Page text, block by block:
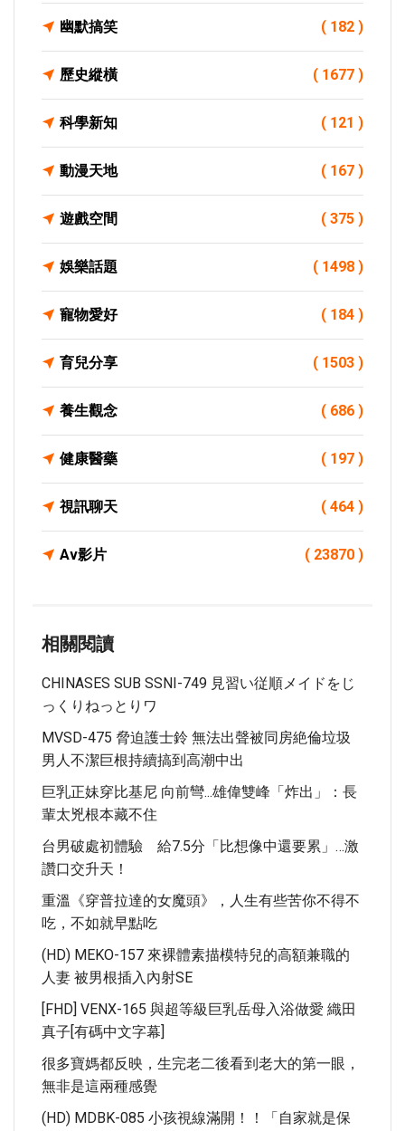
幽默搞笑 ( 182 )
歷史縱橫 ( 1677 )
科學新知 ( 121 )
動漫天地 ( 167 )
遊戲空間 ( 375 )
娛樂話題 ( 1498 )
寵物愛好 ( 184 )
育兒分享 ( 1503 )
養生觀念 ( 686 )
健康醫藥 ( 197 )
視訊聊天 ( 464 )
Av影片 ( 23870 )
相關閱讀
CHINASES SUB SSNI-749 見習い従順メイドをじ
っくりねっとりワ
MVSD-475 脅迫護士鈴 無法出聲被同房絶倫垃圾
男人不潔巨根持續搞到高潮中出
巨乳正妹穿比基尼 向前彎...雄偉雙峰「炸出」：長
輩太兇根本藏不住
台男破處初體驗 給7.5分「比想像中還要累」…激
讚口交升天！
重溫《穿普拉達的女魔頭》，人生有些苦你不得不
吃，不如就早點吃
(HD) MEKO-157 來裸體素描模特兒的高額兼職的
人妻 被男根插入內射SE
[FHD] VENX-165 與超等級巨乳岳母入浴做愛 織田
真子[有碼中文字幕]
很多寶媽都反映，生完老二後看到老大的第一眼，
無非是這兩種感覺
(HD) MDBK-085 小孩視線滿開！！「自家就是保